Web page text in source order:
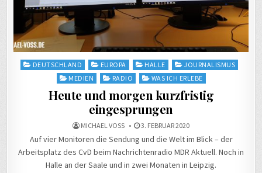
PostedDEUTSCHLAND EUROPA HALLE
JOURNALISMUS
MEDIEN
RADIO WAS ICH ERLEBE
Heute und morgen kurzfristig
eingesprungen
MICHAEL VOSS 3. FEBRUAR 2020
Auf vier Monitoren die Sendung und die Welt im Blick – der
Arbeitsplatz des CvD beim Nachrichtenradio MDR Aktuell. Noch in
Halle an der Saale und in zwei Monaten in Leipzig.